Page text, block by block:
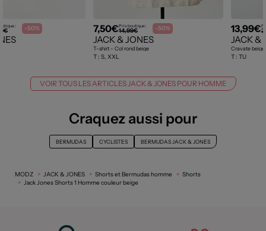
: -50% 7,50€Prix boutique :
14,99€ -50%
JACK & JONES
T-shirt - Col rond beige
T : S, XXL
13,99€
JACK &
Cravate beige
T : TU
VOIR TOUS LES ARTICLES JACK & JONES POUR HOMME
Craquez aussi pour
BERMUDAS CYCLISTES BERMUDAS JACK & JONES
MODZ JACK & JONES Shorts et Bermudas homme
Shorts
Jack Jones Shorts 1 Homme couleur beige